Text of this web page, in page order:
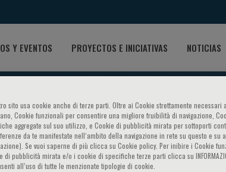
Y EVENTOS PROYECTOS E INICIATIVAS NOTICIAS
sito usa cookie anche di terze parti. Oltre ai Cookie strettamente necessari
Cookie funzionali per consentire una migliore fruibilità di navigazione,
aggregate sul suo utilizzo, e Cookie di pubblicità mirata per sottoporti
da te manifestate nell‘ambito della navigazione in rete su questo e su
Se vuoi saperne di più clicca su Cookie policy. Per inibire i Cookie
di pubblicità mirata e/o i cookie di specifiche terze parti clicca su
all’uso di tutte le menzionate tipologie di cookie.